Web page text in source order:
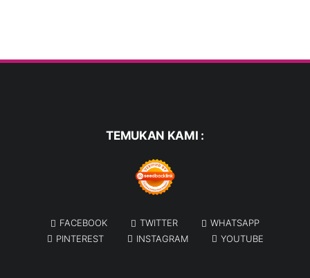
TEMUKAN KAMI :
FACEBOOK TWITTER
WHATSAPP
PINTEREST
INSTAGRAM YOUTUBE